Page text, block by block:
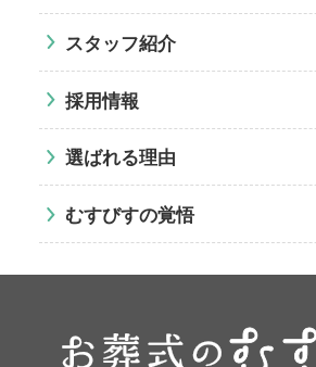
スタッフ紹介
採用情報
選ばれる理由
むすびすの覚悟